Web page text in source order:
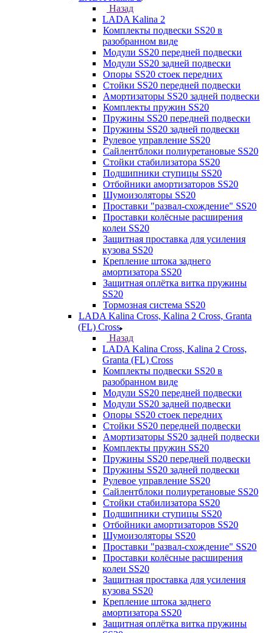
Назад
LADA Kalina 2
Комплекты подвески SS20 в
разобранном виде
Модули SS20 передней подвески
Модули SS20 задней подвески
Опоры SS20 стоек передних
Стойки SS20 передней подвески
Амортизаторы SS20 задней подвески
Комплекты пружин SS20
Пружины SS20 передней подвески
Пружины SS20 задней подвески
Рулевое управление SS20
Сайлентблоки полиуретановые SS20
Стойки стабилизатора SS20
Подшипники ступицы SS20
Отбойники амортизаторов SS20
Шумоизоляторы SS20
Проставки "развал-схождение" SS20
Проставки колёсные расширения
колеи SS20
Защитная проставка для усиления
кузова SS20
Крепление штока заднего
амортизатора SS20
Защитная оплётка витка пружины
SS20
Тормозная система SS20
LADA Kalina Cross, Kalina 2 Cross, Granta
(FL) Cross
Назад
LADA Kalina Cross, Kalina 2 Cross,
Granta (FL) Cross
Комплекты подвески SS20 в
разобранном виде
Модули SS20 передней подвески
Модули SS20 задней подвески
Опоры SS20 стоек передних
Стойки SS20 передней подвески
Амортизаторы SS20 задней подвески
Комплекты пружин SS20
Пружины SS20 передней подвески
Пружины SS20 задней подвески
Рулевое управление SS20
Сайлентблоки полиуретановые SS20
Стойки стабилизатора SS20
Подшипники ступицы SS20
Отбойники амортизаторов SS20
Шумоизоляторы SS20
Проставки "развал-схождение" SS20
Проставки колёсные расширения
колеи SS20
Защитная проставка для усиления
кузова SS20
Крепление штока заднего
амортизатора SS20
Защитная оплётка витка пружины